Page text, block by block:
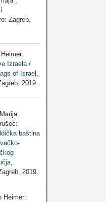
Zagreb,
Izraela /
of Israel ,
2019.
baština
,
2019.
Heimer: